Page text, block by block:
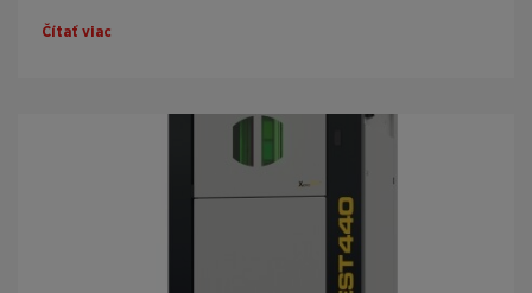
Čítať viac